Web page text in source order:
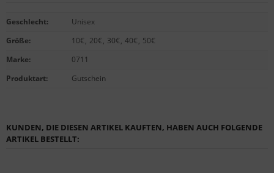
Geschlecht:
Unisex
Größe: 10€, 20€, 30€, 40€, 50€
Marke:
0711
Produktart: Gutschein
KUNDEN, DIE DIESEN ARTIKEL KAUFTEN, HABEN AUCH FOLGENDE
ARTIKEL BESTELLT: